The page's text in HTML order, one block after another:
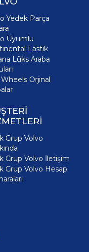
Yedek Parça
Uyumlu
Lastik
Lüks Araba
Orjinal
Grup Volvo
Grup Volvo İletişim
Grup Volvo Hesap